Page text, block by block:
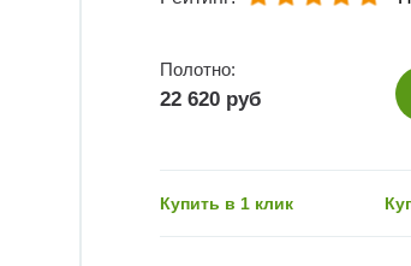
Полотно:
22 620 руб
Купить в 1 клик